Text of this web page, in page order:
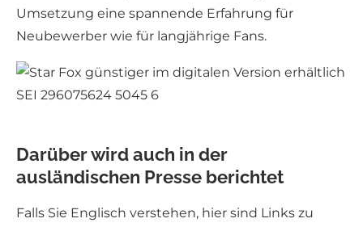
Umsetzung eine spannende Erfahrung für
Neubewerber wie für langjährige Fans.
Darüber wird auch in der
ausländischen Presse berichtet
Falls Sie Englisch verstehen, hier sind Links zu